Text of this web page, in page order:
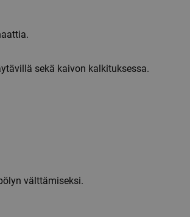
sekä kaivon kalkituksessa.
välttämiseksi.